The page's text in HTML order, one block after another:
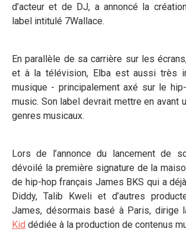
d’acteur et de DJ, a annoncé la
label intitulé 7Wallace.
En parallèle de sa carrière sur les
et à la télévision, Elba est aussi très
musique - principalement axé sur le
music. Son label devrait mettre en avant
genres musicaux.
Lors de l’annonce du lancement de
dévoilé la première signature de la
de hip-hop français James BKS qui a
Diddy, Talib Kweli et d’autres
James, désormais basé à Paris, dirige
Kid dédiée à la production de contenus